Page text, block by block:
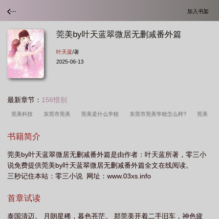
加入书架
莞美by叶天蓝翠微居无删减番外篇
叶天蓝/著
2025-06-13
最新章节： 156惜别
莞美科技 东莞市莞美 莞美是什么学校 东莞市莞美学校怎么样? 莞美
是什么学校?
书籍简介
莞美by叶天蓝翠微居无删减番外篇是由作者：叶天蓝所著，零三小
说免费提供莞美by叶天蓝翠微居无删减番外篇全文在线阅读。
三秒记住本站：零三小说 网址：www.03xs.info
首章试读
泰国清迈。 月朗星稀，暮色苍茫。 郑莞美开着二手旧车，神色疲